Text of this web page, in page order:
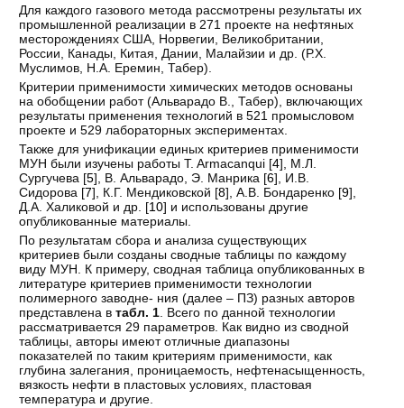
Для каждого газового метода рассмотрены результаты их
промышленной реализации в 271 проекте на нефтяных
месторождениях США, Норвегии, Великобритании,
России, Канады, Китая, Дании, Малайзии и др. (Р.Х.
Муслимов, Н.А. Еремин, Табер).
Критерии применимости химических методов основаны
на обобщении работ (Альварадо В., Табер), включающих
результаты применения технологий в 521 промысловом
проекте и 529 лабораторных экспериментах.
Также для унификации единых критериев применимости
МУН были изучены работы T. Armacanqui [4], М.Л.
Сургучева [5], В. Альварадо, Э. Манрика [6], И.В.
Сидорова [7], К.Г. Мендиковской [8], А.В. Бондаренко [9],
Д.А. Халиковой и др. [10] и использованы другие
опубликованные материалы.
По результатам сбора и анализа существующих
критериев были созданы сводные таблицы по каждому
виду МУН. К примеру, сводная таблица опубликованных в
литературе критериев применимости технологии
полимерного заводне- ния (далее – ПЗ) разных авторов
представлена втабл. 1. Всего по данной технологии
рассматривается 29 параметров. Как видно из сводной
таблицы, авторы имеют отличные диапазоны
показателей по таким критериям применимости, как
глубина залегания, проницаемость, нефтенасыщенность,
вязкость нефти в пластовых условиях, пластовая
температура и другие.